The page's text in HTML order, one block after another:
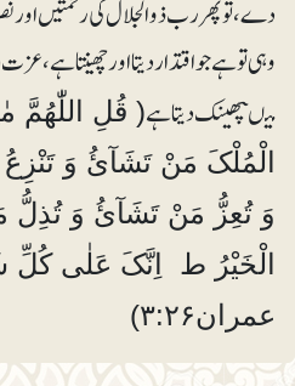
دے، توپھر رب ذوالجلال کی رحمتیں
وہی تو ہے جو اقتدار دیتا اورچھینتا ہے ،
میںپھینک دیتا ہے( قُلِ اللّٰھُمَّ
الْمُلْکَ مَنْ تَشَآئُ وَ
وَ تُعِزُّ مَنْ تَشَآئُ وَ
الْخَیْرُ ط اِنَّکَ عَلٰی کُلِّ
عمران۳:۲۶)